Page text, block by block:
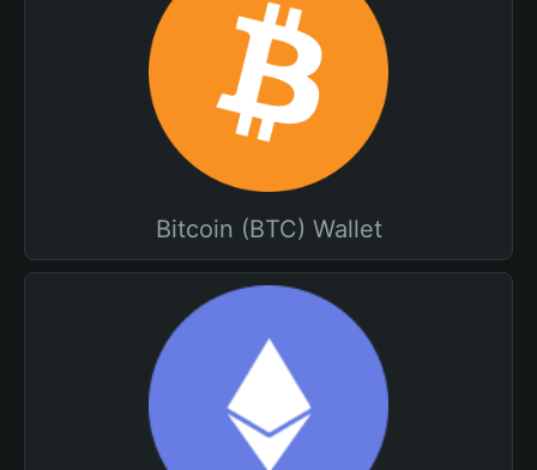
Bitcoin (BTC) Wallet